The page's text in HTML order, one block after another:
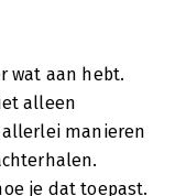
wat aan hebt.
alleen
manieren
je dat toepast.